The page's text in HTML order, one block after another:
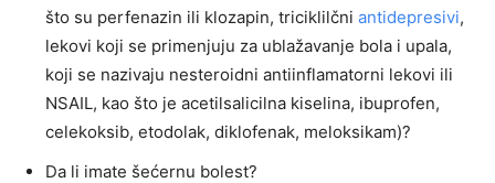
što su perfenazin ili klozapin, triciklilčni antidepresivi,
lekovi koji se primenjuju za ublažavanje bola i upala,
koji se nazivaju nesteroidni antiinflamatorni lekovi ili
NSAIL, kao što je acetilsalicilna kiselina, ibuprofen,
celekoksib, etodolak, diklofenak, meloksikam)?
Da li imate šećernu bolest?